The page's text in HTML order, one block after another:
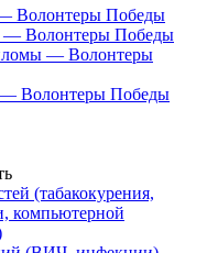
Волонтеры Победы
— Волонтеры Победы
— Волонтеры
— Волонтеры Победы
(табакокурения,
компьютерной